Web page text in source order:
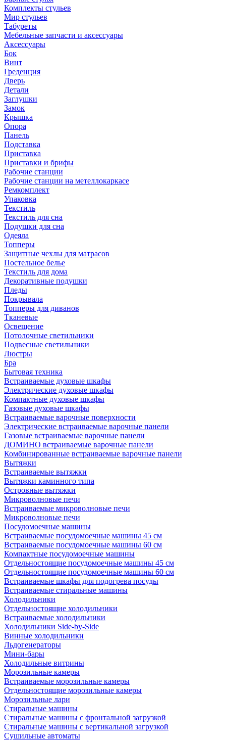
Комплекты стульев
Мир стульев
Табуреты
Мебельные запчасти и аксессуары
Аксессуары
Бок
Винт
Греденция
Дверь
Детали
Заглушки
Замок
Крышка
Опора
Панель
Подставка
Приставка
Приставки и брифы
Рабочие станции
Рабочие станции на метеллокаркасе
Ремкомплект
Упаковка
Текстиль
Текстиль для сна
Подушки для сна
Одеяла
Топперы
Защитные чехлы для матрасов
Постельное белье
Текстиль для дома
Декоративные подушки
Пледы
Покрывала
Топперы для диванов
Тканевые
Освещение
Потолочные светильники
Подвесные светильники
Люстры
Бра
Бытовая техника
Встраиваемые духовые шкафы
Электрические духовые шкафы
Компактные духовые шкафы
Газовые духовые шкафы
Встраиваемые варочные поверхности
Электрические встраиваемые варочные панели
Газовые встраиваемые варочные панели
ДОМИНО встраиваемые варочные панели
Комбинированные встраиваемые варочные панели
Вытяжки
Встраиваемые вытяжки
Вытяжки каминного типа
Островные вытяжки
Микроволновые печи
Встраиваемые микроволновые печи
Микроволновые печи
Посудомоечные машины
Встраиваемые посудомоечные машины 45 см
Встраиваемые посудомоечные машины 60 см
Компактные посудомоечные машины
Отдельностоящие посудомоечные машины 45 см
Отдельностоящие посудомоечные машины 60 см
Встраиваемые шкафы для подогрева посуды
Встраиваемые стиральные машины
Холодильники
Отдельностоящие холодильники
Встраиваемые холодильники
Холодильники Side-by-Side
Винные холодильники
Льдогенераторы
Мини-бары
Холодильные витрины
Морозильные камеры
Встраиваемые морозильные камеры
Отдельностоящие морозильные камеры
Морозильные лари
Стиральные машины
Стиральные машины с фронтальной загрузкой
Стиральные машины с вертикальной загрузкой
Сушильные автоматы